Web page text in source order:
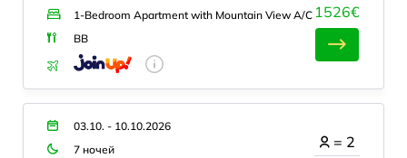
1-Bedroom Apartment with Mountain View A/C
BB
1526€
03.10. - 10.10.2026
7 ночей
= 2